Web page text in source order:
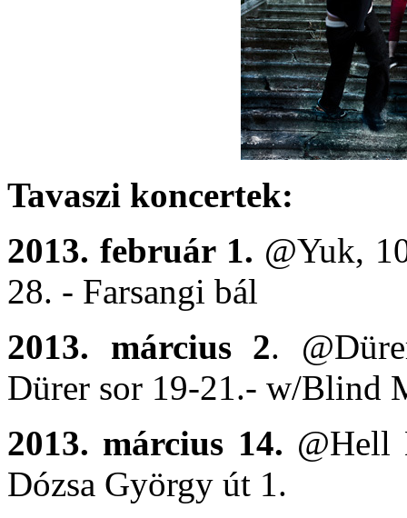
Tavaszi koncertek:
2013. február 1. @Yuk,
28. - Farsangi bál
2013. március 2.
Dürer sor 19-21.- w/Blind
2013. március 14. @Hell
Dózsa György út 1.